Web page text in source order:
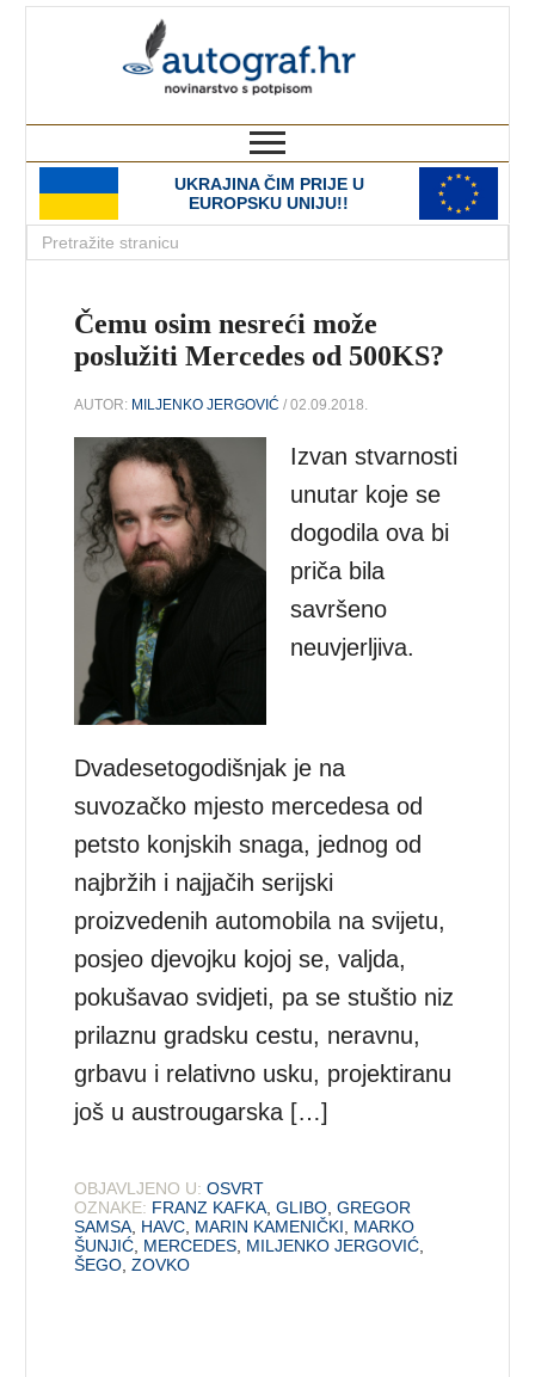
UKRAJINA ČIM PRIJE U
EUROPSKU UNIJU!!
Čemu osim nesreći može
poslužiti Mercedes od 500KS?
AUTOR: MILJENKO JERGOVIĆ / 02.09.2018.
Izvan stvarnosti
unutar koje se
dogodila ova bi
priča bila
savršeno
neuvjerljiva.
Dvadesetogodišnjak je na
suvozačko mjesto mercedesa od
petsto konjskih snaga, jednog od
najbržih i najjačih serijski
proizvedenih automobila na svijetu,
posjeo djevojku kojoj se, valjda,
pokušavao svidjeti, pa se stuštio niz
prilaznu gradsku cestu, neravnu,
grbavu i relativno usku, projektiranu
još u austrougarska […]
OBJAVLJENO U: OSVRT
OZNAKE: FRANZ KAFKA,GLIBO,GREGOR
SAMSA, HAVC, MARIN KAMENIČKI, MARKO
ŠUNJIĆ, MERCEDES, MILJENKO JERGOVIĆ,
ŠEGO,ZOVKO